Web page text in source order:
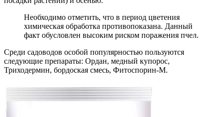
Необходимо отметить, что в период цветения
химическая обработка противопоказана. Данный
факт обусловлен высоким риском поражения пчел.
Среди садоводов особой популярностью пользуются
следующие препараты: Ордан, медный купорос,
Триходермин, бордоская смесь, Фитоспорин-М.